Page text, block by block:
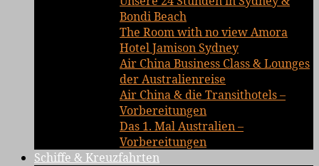
Bondi Beach
The Room with no view Amora
Hotel Jamison Sydney
Air China Business Class & Lounges
der Australienreise
Air China & die Transithotels –
Vorbereitungen
Das 1. Mal Australien –
Vorbereitungen
Schiffe & Kreuzfahrten